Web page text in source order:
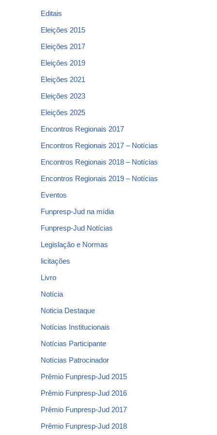
Editais
Eleições 2015
Eleições 2017
Eleições 2019
Eleições 2021
Eleições 2023
Eleições 2025
Encontros Regionais 2017
Encontros Regionais 2017 – Notícias
Encontros Regionais 2018 – Notícias
Encontros Regionais 2019 – Notícias
Eventos
Funpresp-Jud na mídia
Funpresp-Jud Notícias
Legislação e Normas
licitações
Livro
Notícia
Noticia Destaque
Notícias Institucionais
Notícias Participante
Notícias Patrocinador
Prêmio Funpresp-Jud 2015
Prêmio Funpresp-Jud 2016
Prêmio Funpresp-Jud 2017
Prêmio Funpresp-Jud 2018